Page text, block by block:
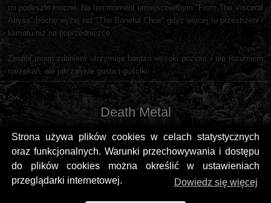
Strona używa plików cookies w celach statystycznych
oraz funkcjonalnych. Warunki przechowywania i dostępu
do plików cookies można określić w ustawieniach
przeglądarki internetowej.
Dowiedz się więcej
mi podeszło mocno. Na ten moment umiejscowiłbym "From The Visceral
Abyss" trochę wyżej niż "The Baneful Choir" gdyż więcej tu przestrzeni i
klimatu niż na poprzedniczce.
Zespół moim zdaniem utrzymuje bardzo wysoki poziom i nie rozumiem
narzekań, ale jak zwykle gusta i guściki.
Death Metal